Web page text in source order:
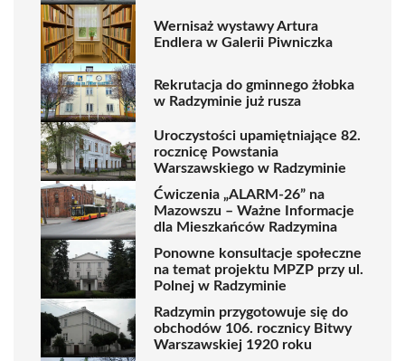
Wernisaż wystawy Artura
Endlera w Galerii Piwniczka
Rekrutacja do gminnego żłobka
w Radzyminie już rusza
Uroczystości upamiętniające 82.
rocznicę Powstania
Warszawskiego w Radzyminie
Ćwiczenia „ALARM-26” na
Mazowszu – Ważne Informacje
dla Mieszkańców Radzymina
Ponowne konsultacje społeczne
na temat projektu MPZP przy ul.
Polnej w Radzyminie
Radzymin przygotowuje się do
obchodów 106. rocznicy Bitwy
Warszawskiej 1920 roku